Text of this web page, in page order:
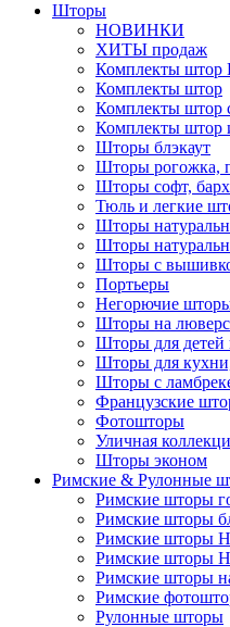
Шторы
НОВИНКИ
ХИТЫ продаж
Комплекты
Комплекты штор
Комплекты штор
Комплекты штор
Шторы блэкаут
Шторы рогожка,
Шторы софт,
Тюль и легкие
Шторы
Шторы
Шторы с
Портьеры
Негорючие
Шторы на
Шторы для детей
Шторы для
Шторы с
Французские
Фотошторы
Уличная
Шторы эконом
Римские & Рулонные
Римские шторы
Римские шторы
Римские шторы
Римские шторы
Римские шторы
Римские
Рулонные шторы